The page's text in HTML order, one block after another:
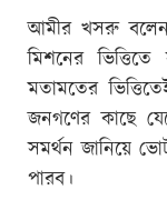
আমীর খসরু
মিশনের
মতামতের
জনগণের কাছে
সমর্থন জানিয়ে
পারব।